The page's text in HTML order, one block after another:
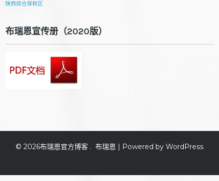
陕西综合保税区
布瑞恩宣传册（2020版）
© 2026布瑞恩官方博客 . 布瑞恩 | Powered by WordPress